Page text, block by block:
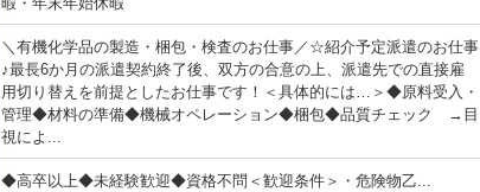
＼有機化学品の製造・梱包・検査のお仕事／☆紹介予定派遣のお仕事
♪最長6か月の派遣契約終了後、双方の合意の上、派遣先での直接雇
用切り替えを前提としたお仕事です！＜具体的には…＞◆原料受入・
管理◆材料の準備◆機械オペレーション◆梱包◆品質チェック →目
視によ...
◆高卒以上◆未経験歓迎◆資格不問＜歓迎条件＞・危険物乙...